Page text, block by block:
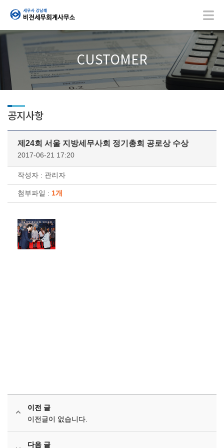
CUSTOMER
공지사항
제24회 서울 지방세무사회 정기총회 공로상 수상
2017-06-21 17:20
작성자 : 관리자
첨부파일 : 1개
이전 글
이전글이 없습니다.
다음 글